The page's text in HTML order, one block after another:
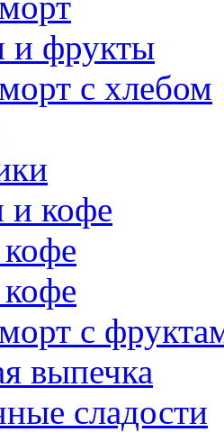
фрукты
с хлебом
и кофе
с
выпечка
сладости